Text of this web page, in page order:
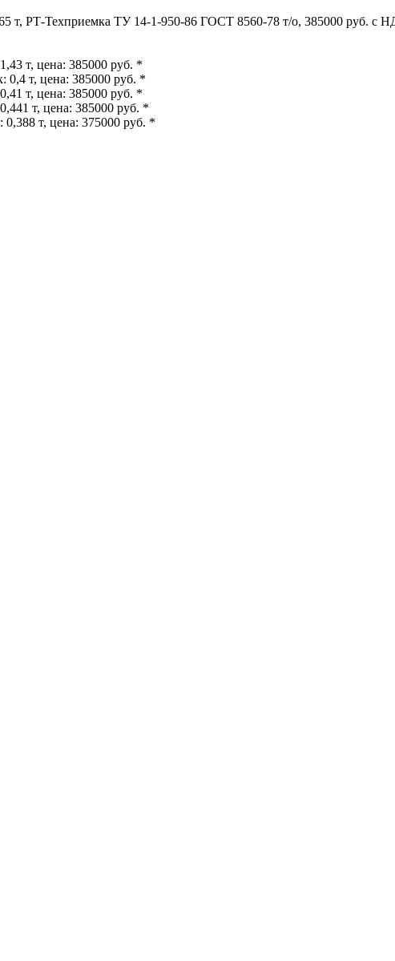
т, РТ-Техприемка ТУ 14-1-950-86 ГОСТ 8560-78 т/о, 385000 руб. с
т, цена: 385000 руб. *
т, цена: 385000 руб. *
т, цена: 385000 руб. *
т, цена: 385000 руб. *
т, цена: 375000 руб. *